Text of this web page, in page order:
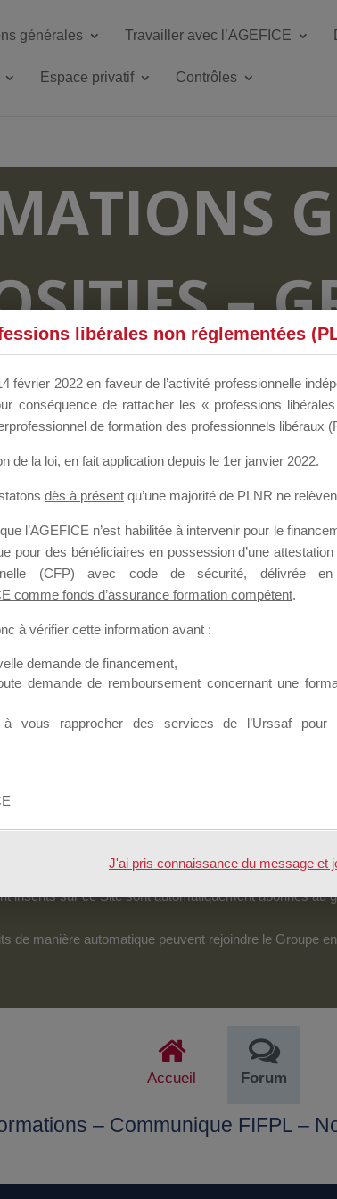
générales Travailler avec l’AGEFICE
Espace privatif Contrôles
–
DE
a 3 heures
Il accueille également les Conseillers salariés
possible de laisser un message ou poser vos questions
qui ont besoin de renseignements sur
éventuellement bénéficier.
cet espace sont considérés comme étant des
d’une particulière pertinence, certains des
accéder et intervenir sur cet espace.
inscrits sur ce Site sont automatiquement abonnés au
de manière automatique peuvent rejoindre le Groupe
Accueil Forum
– Communique FIFPL –
libérales non réglementées
février 2022 en faveur de l’activité professionnelle
conséquence de rattacher les « professions
de formation des professionnels libéraux
de la loi, en fait application depuis le 1er janvier 2022.
dès à présent qu’une majorité de PLNR ne
l’AGEFICE n’est habilitée à intervenir pour le
pour des bénéficiaires en possession d’une
(CFP) avec code de sécurité, délivrée
comme fonds d’assurance formation compétent.
à vérifier cette information avant :
demande de financement,
demande de remboursement concernant une
vous rapprocher des services de l’Urssaf pour
J'ai pris connaissance du message et